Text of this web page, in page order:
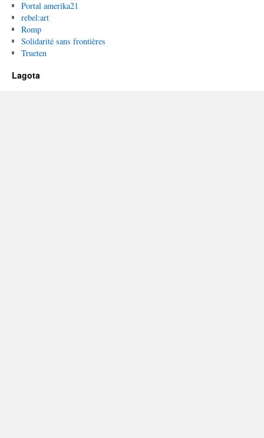
Portal amerika21
rebel:art
Romp
Solidarité sans frontières
Trueten
Lagota